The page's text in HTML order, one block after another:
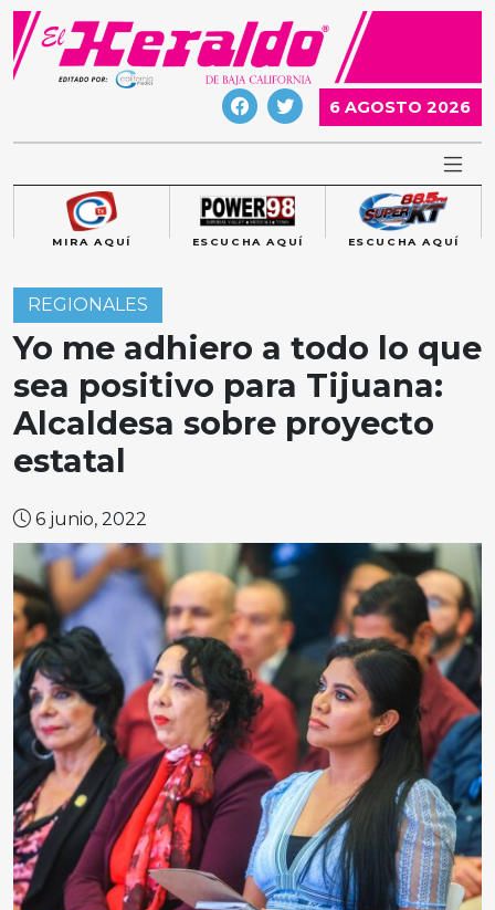
Skip
content
6 AGOSTO 2026
MIRA AQUÍ ESCUCHA AQUÍ ESCUCHA AQUÍ
REGIONALES
Yo me adhiero a todo lo que
sea positivo para Tijuana:
Alcaldesa sobre proyecto
estatal
6 junio, 2022